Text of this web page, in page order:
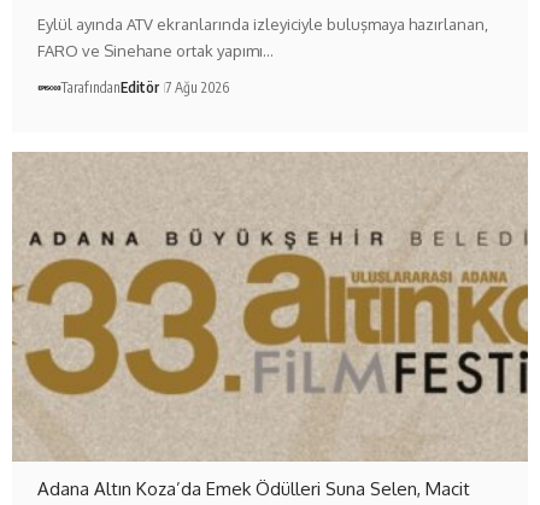
Eylül ayında ATV ekranlarında izleyiciyle buluşmaya hazırlanan,
FARO ve Sinehane ortak yapımı…
TarafındanEditör 7 Ağu 2026
Adana Altın Koza’da Emek Ödülleri Suna Selen, Macit